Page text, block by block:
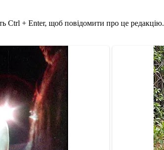
Ctrl + Enter, щоб повідомити про це редакцію.